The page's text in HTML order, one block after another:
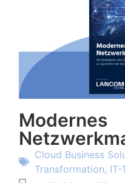
Modernes
Cloud Business
Transformation, IT-